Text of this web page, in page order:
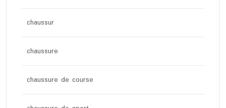
chaussur
chaussure
chaussure de course